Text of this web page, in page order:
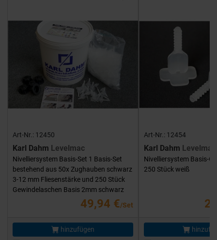
Art-Nr.: 12450
Karl Dahm Levelmac
Nivelliersystem Basis-Set 1 Basis-Set
bestehend aus 50x Zughauben schwarz
3-12 mm Fliesenstärke und 250 Stück
Gewindelaschen Basis 2mm schwarz
49,94 €/Set
hinzufügen
Art-Nr.: 12454
Karl Dahm Levelmac
Nivelliersystem Basis-
250 Stück weiß